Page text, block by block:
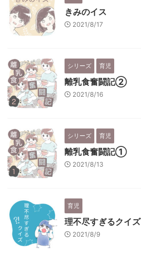
きみのイス
2021/8/17
シリーズ 育児
離乳食奮闘記②
2021/8/16
シリーズ 育児
離乳食奮闘記①
2021/8/13
育児
理不尽すぎるクイズ
2021/8/9